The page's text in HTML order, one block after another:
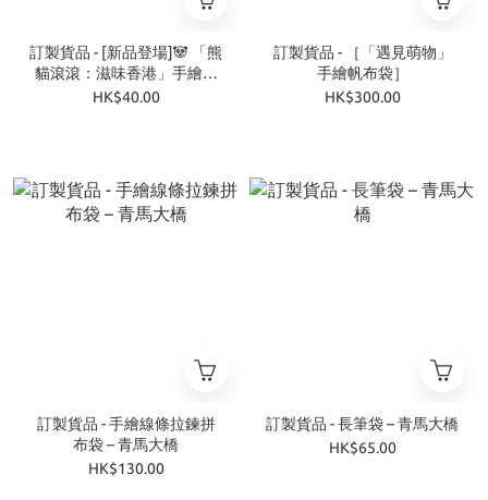
訂製貨品 - [新品登場]🐼 「熊
貓滾滾：滋味香港」手繪帆
布散紙包 ── 帶住熊貓去嘆
HK$40.00
訂製貨品 - ［「遇見萌物」
手繪帆布袋］
HK$300.00
訂製貨品 - 手繪線條拉鍊拼
布袋 – 青馬大橋
HK$130.00
訂製貨品 - 長筆袋 – 青馬大橋
HK$65.00